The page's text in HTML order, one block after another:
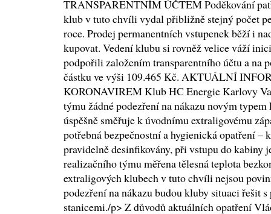
TRANSPARENTNÍM ÚČTEM Poděkování
klub v tuto chvíli vydal přibližně stejný počet
roce. Prodej permanentních vstupenek běží i
kupovat. Vedení klubu si rovněž velice váží
podpořili založením transparentního účtu a na
částku ve výši 109.465 Kč. AKTUÁLNÍ
KORONAVIREM Klub HC Energie Karlovy
týmu žádné podezření na nákazu novým
úspěšně směřuje k úvodnímu extraligovému
potřebná bezpečnostní a hygienická opatření
pravidelně desinfikovány, při vstupu do kabiny
realizačního týmu měřena tělesná teplota
extraligových klubech v tuto chvíli nejsou
podezření na nákazu budou kluby situaci řešit
stanicemi./p> Z důvodů aktuálních opatření